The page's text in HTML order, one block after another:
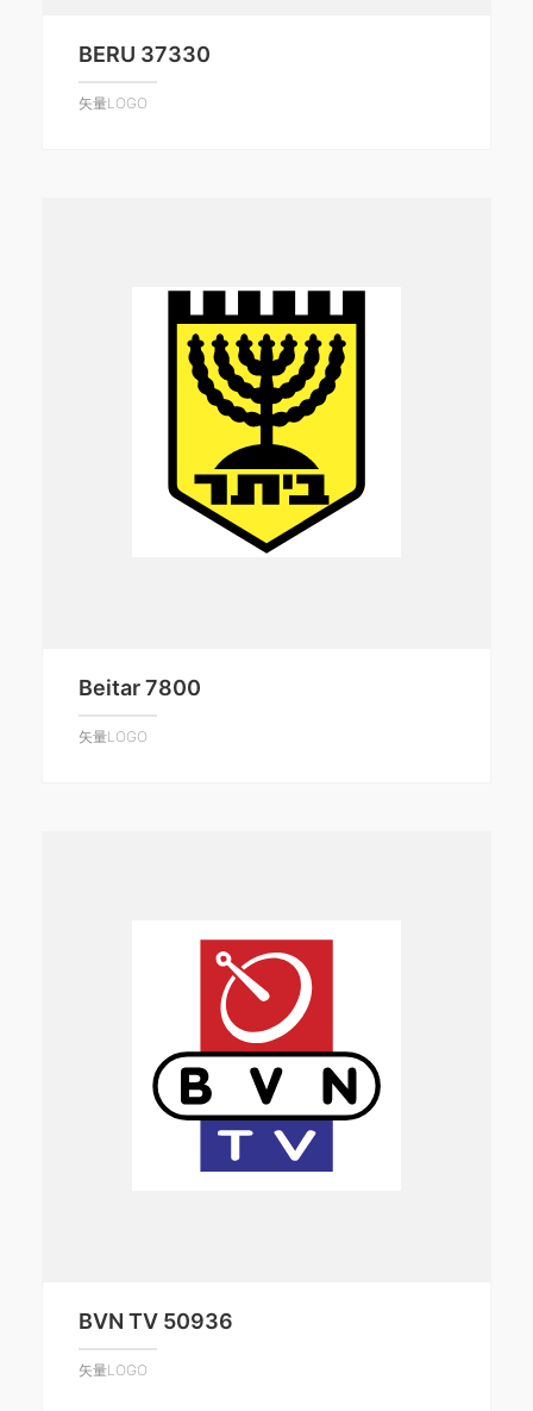
BERU 37330
矢量LOGO
Beitar 7800
矢量LOGO
BVN TV 50936
矢量LOGO